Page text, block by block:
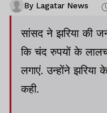
By Lagatar News
सांसद ने झरिया की
कि चंद रुपयों के
लगाएं. उन्होंने
कही.